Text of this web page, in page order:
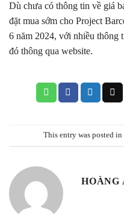
Dù chưa có thông tin về giá
đặt mua sớm cho Project
6 năm 2024, với nhiều thông
đó thông qua website.
This entry was posted in
HOÀNG